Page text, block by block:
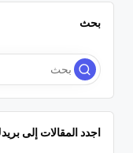
بحث
اجدد المقالات إلى